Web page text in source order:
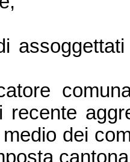
recente
dei